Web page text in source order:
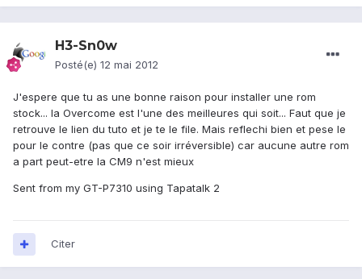
H3-Sn0w
Posté(e) 12 mai 2012
J'espere que tu as une bonne raison pour installer une rom
stock... la Overcome est l'une des meilleures qui soit... Faut que je
retrouve le lien du tuto et je te le file. Mais reflechi bien et pese le
pour le contre (pas que ce soir irréversible) car aucune autre rom
a part peut-etre la CM9 n'est mieux
Sent from my GT-P7310 using Tapatalk 2
Citer